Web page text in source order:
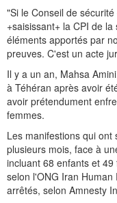
"Si le Conseil de
+saisissant+ la CPI de
éléments apportés par
preuves. C'est un acte
Il y a un an, Mahsa
à Téhéran après avoir
avoir prétendument
femmes.
Les manifestions qui
plusieurs mois, face à
incluant 68 enfants et
selon l'ONG Iran
arrêtés, selon Amnesty